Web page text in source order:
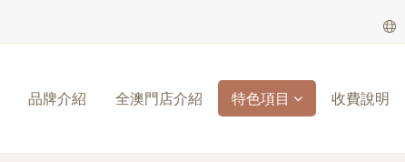
品牌介紹 全澳門店介紹 特色項目 收費說明